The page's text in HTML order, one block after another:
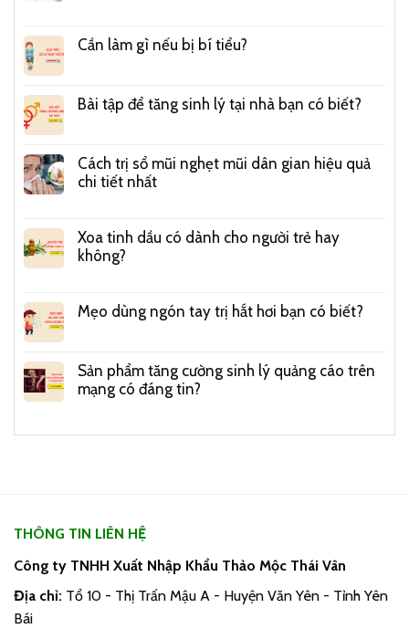
Cần làm gì nếu bị bí tiểu?
Bài tập để tăng sinh lý tại nhà bạn có biết?
Cách trị sổ mũi nghẹt mũi dân gian hiệu quả
chi tiết nhất
Xoa tinh dầu có dành cho người trẻ hay
không?
Mẹo dùng ngón tay trị hắt hơi bạn có biết?
Sản phẩm tăng cường sinh lý quảng cáo trên
mạng có đáng tin?
THÔNG TIN LIÊN HỆ
Công ty TNHH Xuất Nhập Khẩu Thảo Mộc Thái Vân
Địa chỉ: Tổ 10 - Thị Trấn Mậu A - Huyện Văn Yên - Tỉnh Yên
Bái